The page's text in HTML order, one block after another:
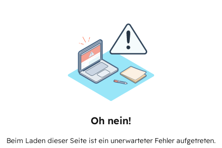
Oh nein!
Beim Laden dieser Seite ist ein unerwarteter Fehler aufgetreten.